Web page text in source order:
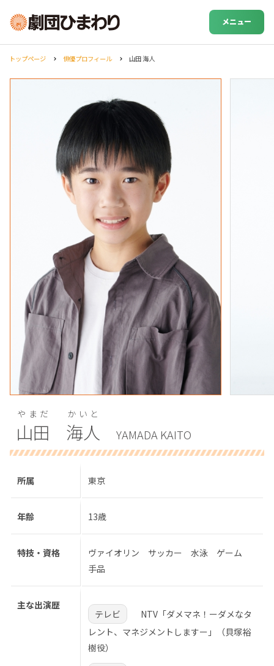
メニュー
トップページ 俳優プロフィール 山田 海人
山田
やまだ
海人
かいと
YAMADA KAITO
所属 東京
年齢 13歳
特技・資格
ヴァイオリン サッカー 水泳 ゲーム
手品
主な出演歴
テレビ
NTV「ダメマネ！ーダメなタ
レント、マネジメントしますー」（貝塚裕
樹役）